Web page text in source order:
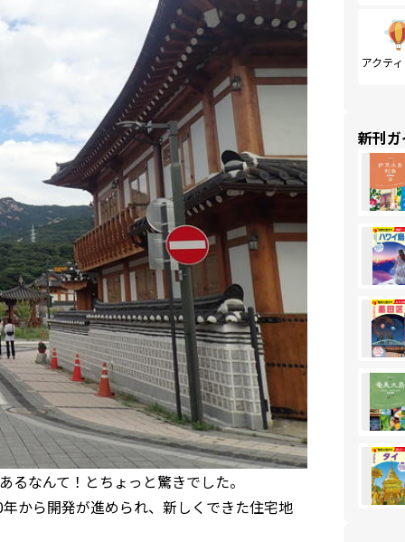
なんて！とちょっと驚きでした。
から開発が進められ、新しくできた住宅地
アクテ
新刊